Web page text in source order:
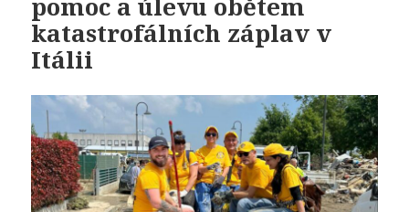
katastrofálních záplav v
Itálii